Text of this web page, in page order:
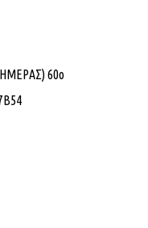
ΗΜΕΡΑΣ) 60ο